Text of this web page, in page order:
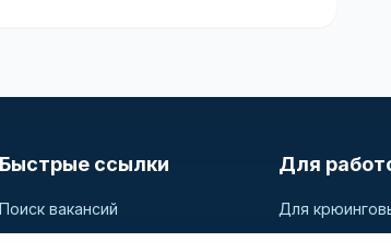
Быстрые ссылки
Поиск вакансий
Для
Для